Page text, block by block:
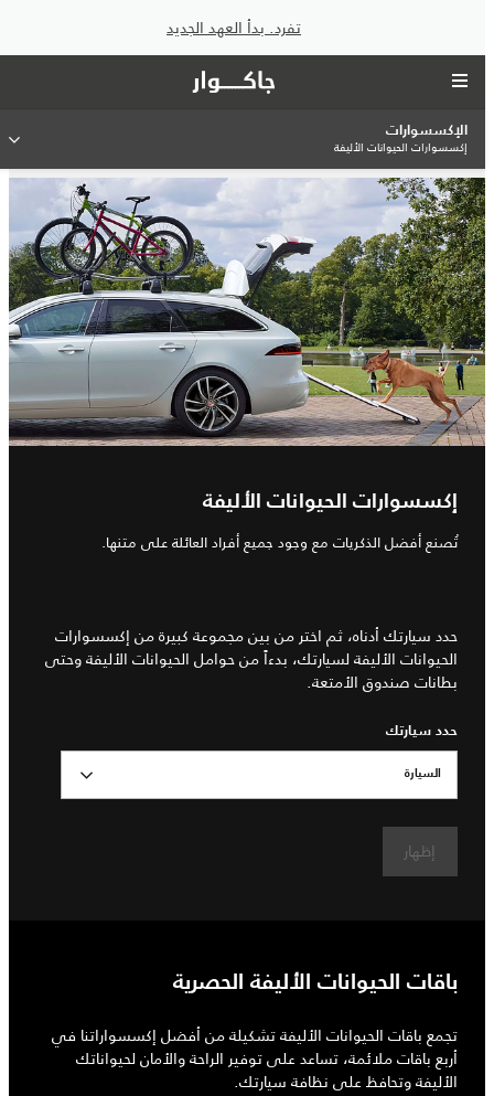
تفرد. بدأ العهد الجديد
الإكسسوارات
إكسسوارات الحيوانات الأليفة
إكسسوارات الحيوانات الأليفة
تُصنع أفضل الذكريات مع وجود جميع أفراد العائلة على متنها.
حدد سيارتك أدناه، ثم اختر من بين مجموعة كبيرة من إكسسوارات
الحيوانات الأليفة لسيارتك، بدءاً من حوامل الحيوانات الأليفة وحتى
بطانات صندوق الأمتعة.
حدد سيارتك
السيارة
إظهار
باقات الحيوانات الأليفة الحصرية
تجمع باقات الحيوانات الأليفة تشكيلة من أفضل إكسسواراتنا في
أربع باقات ملائمة، تساعد على توفير الراحة والأمان لحيواناتك
الأليفة وتحافظ على نظافة سيارتك.